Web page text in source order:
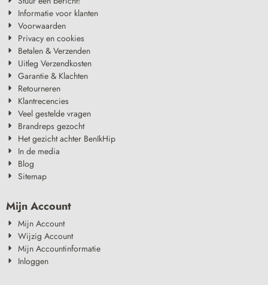
Informatie voor klanten
Voorwaarden
Privacy en cookies
Betalen & Verzenden
Uitleg Verzendkosten
Garantie & Klachten
Retourneren
Klantrecencies
Veel gestelde vragen
Brandreps gezocht
Het gezicht achter BenIkHip
In de media
Blog
Sitemap
Mijn Account
Mijn Account
Wijzig Account
Mijn Accountinformatie
Inloggen